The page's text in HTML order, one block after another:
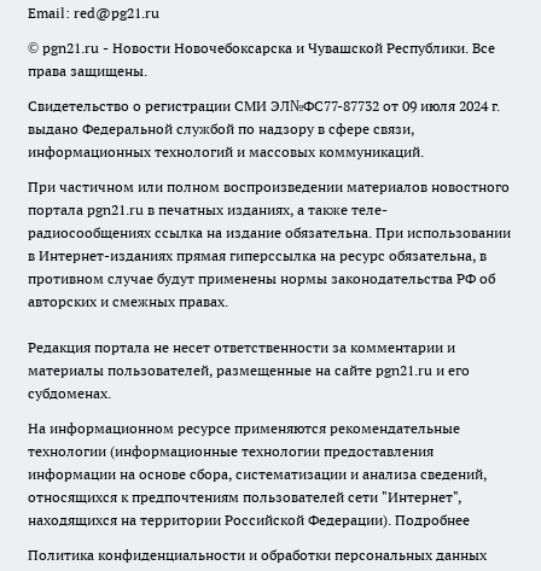
Email: red@pg21.ru
© pgn21.ru - Новости Новочебоксарска и Чувашской Республики. Все
права защищены.
Свидетельство о регистрации СМИ ЭЛ№ФС77-87732 от 09 июля 2024 г.
выдано Федеральной службой по надзору в сфере связи,
информационных технологий и массовых коммуникаций.
При частичном или полном воспроизведении материалов новостного
портала pgn21.ru в печатных изданиях, а также теле-
радиосообщениях ссылка на издание обязательна. При использовании
в Интернет-изданиях прямая гиперссылка на ресурс обязательна, в
противном случае будут применены нормы законодательства РФ об
авторских и смежных правах.
Редакция портала не несет ответственности за комментарии и
материалы пользователей, размещенные на сайте pgn21.ru и его
субдоменах.
На информационном ресурсе применяются рекомендательные
технологии (информационные технологии предоставления
информации на основе сбора, систематизации и анализа сведений,
относящихся к предпочтениям пользователей сети "Интернет",
находящихся на территории Российской Федерации). Подробнее
Политика конфиденциальности и обработки персональных данных